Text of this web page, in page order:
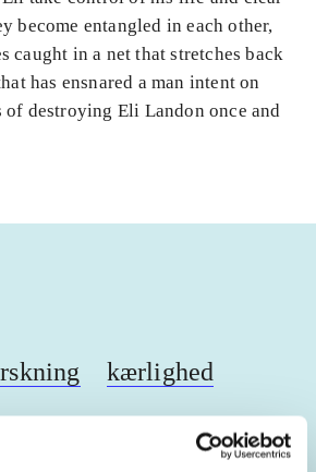
become entangled in each other,
caught in a net that stretches back
has ensnared a man intent on
of destroying Eli Landon once and
kærlighed